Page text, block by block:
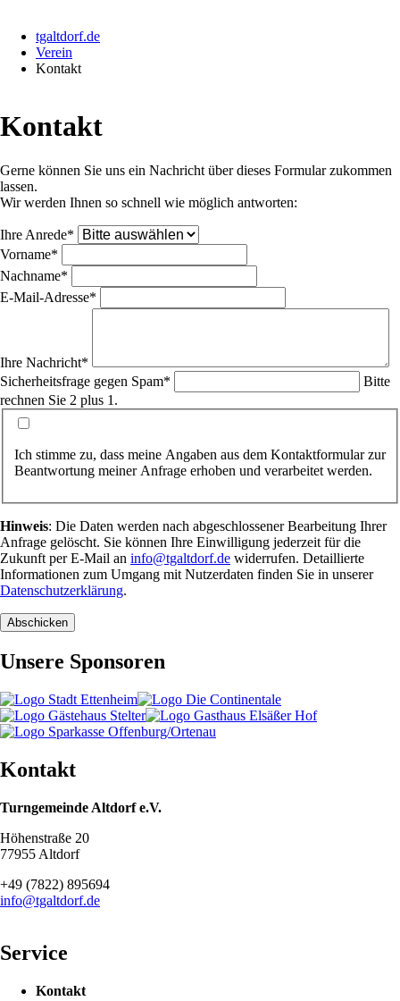
tgaltdorf.de
Verein
Kontakt
Kontakt
Gerne können Sie uns ein Nachricht über dieses Formular zukommen
lassen.
Wir werden Ihnen so schnell wie möglich antworten:
Pflichtfeld
Ihre Anrede*
Pflichtfeld
Vorname*
Pflichtfeld
Nachname*
Pflichtfeld
E-Mail-Adresse*
Ihre Nachricht*
Pflichtfeld
Sicherheitsfrage gegen Spam*
Bitte
rechnen Sie 2 plus 1.
Ich stimme zu, dass meine Angaben aus dem Kontaktformular zur
Beantwortung meiner Anfrage erhoben und verarbeitet werden.
Hinweis: Die Daten werden nach abgeschlossener Bearbeitung Ihrer
Anfrage gelöscht. Sie können Ihre Einwilligung jederzeit für die
Zukunft per E-Mail an info@tgaltdorf.de widerrufen. Detaillierte
Informationen zum Umgang mit Nutzerdaten finden Sie in unserer
Datenschutzerklärung.
Abschicken
Unsere Sponsoren
Kontakt
Turngemeinde Altdorf e.V.
Höhenstraße 20
77955 Altdorf
+49 (7822) 895694
info@tgaltdorf.de
Service
NavigationKontakt